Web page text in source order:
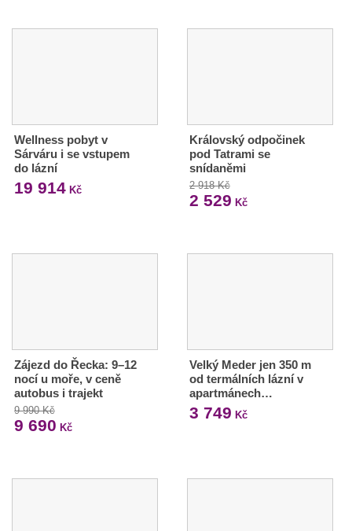
Wellness pobyt v
Sárváru i se vstupem
do lázní
19 914 Kč
Královský odpočinek
pod Tatrami se
snídaněmi
2 918 Kč
2 529 Kč
Zájezd do Řecka: 9–12
nocí u moře, v ceně
autobus i trajekt
9 990 Kč
9 690 Kč
Velký Meder jen 350 m
od termálních lázní v
apartmánech…
3 749 Kč